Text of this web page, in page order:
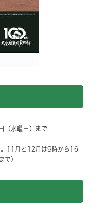
（水曜日）まで
11月と12月は9時から16
で）